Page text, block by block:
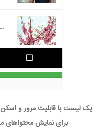
یک لیست با قابلیت مرور و اسکن
برای نمایش محتواهای